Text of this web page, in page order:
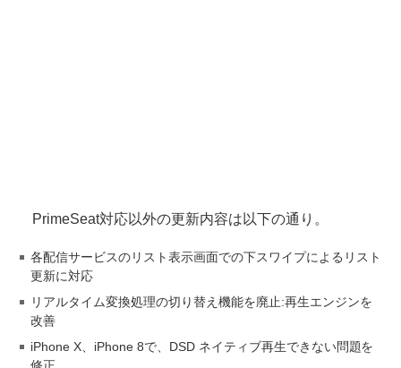
PrimeSeat対応以外の更新内容は以下の通り。
各配信サービスのリスト表示画面での下スワイプによるリスト
更新に対応
リアルタイム変換処理の切り替え機能を廃止:再生エンジンを
改善
iPhone X、iPhone 8で、DSD ネイティブ再生できない問題を